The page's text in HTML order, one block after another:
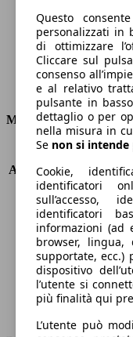
Elettrica/Benzina
Carburante
Motore e Prestazioni
KW (PS)
Accelerazione (0-100
Velocità massima
Numero di marce
Coppia
Cilindrata
Carburante
Cilindri
Trasmissione
Tipo di trazione
Questo
personalizzati in
di ottimizzare
Cliccare sul
consenso
e al relativo
pulsante in
dettaglio o per
nella misura in
Se non si intende
Cookie,
identificatori
sull’accesso,
identificatori
informazioni (ad
browser, lingua,
supportate, ecc.)
dispositivo
l’utente si
più finalità qui
L’utente può